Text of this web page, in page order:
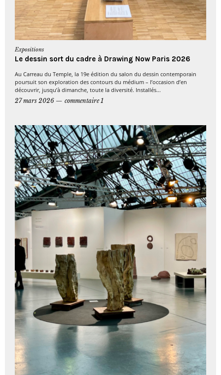
Expositions
Le dessin sort du cadre à Drawing Now Paris 2026
Au Carreau du Temple, la 19e édition du salon du dessin contemporain
poursuit son exploration des contours du médium – l’occasion d’en
découvrir, jusqu’à dimanche, toute la diversité. Installés...
27 mars 2026
commentaire 1